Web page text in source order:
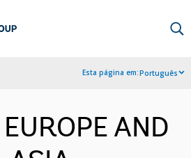
Esta página em:Português
AND